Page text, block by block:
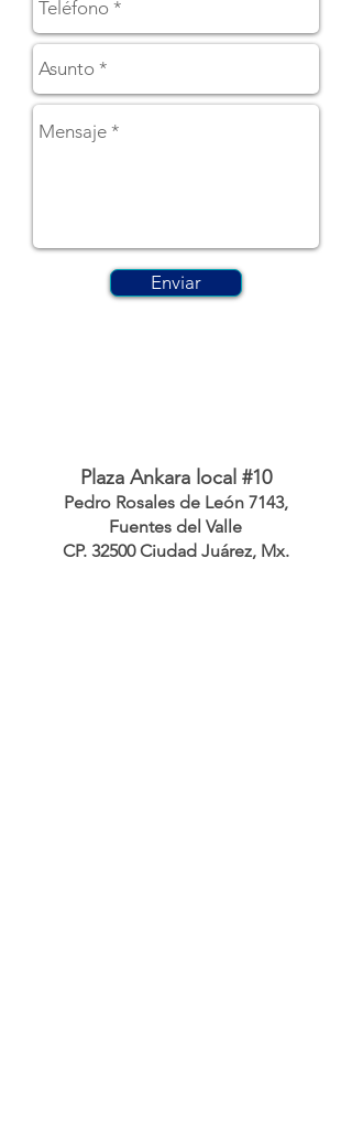
Plaza Ankara local #10
Pedro Rosales de León 7143,
Fuentes del Valle
CP. 32500 Ciudad Juárez, Mx.
Enviar